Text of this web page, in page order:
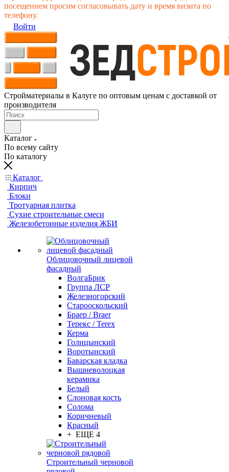
посещением просим согласовывать дату и время визита по
телефону.
Войти
Стройматериалы в Калуге по оптовым ценам с доставкой от
производителя
Каталог
По всему сайту
По каталогу
Каталог
Кирпич
Блоки
Тротуарная плитка
Сухие строительные смеси
Железобетонные изделия ЖБИ
Облицовочный лицевой
фасадный
ВолгаБрик
Группа ЛСР
Железногорский
Старооскольский
Браер / Braer
Терекс / Terex
Керма
Голицынский
Воротынский
Баварская кладка
Вышневолоцкая
керамика
Белый
Слоновая кость
Солома
Коричневый
Красный
+ ЕЩЕ 4
Строительный черновой